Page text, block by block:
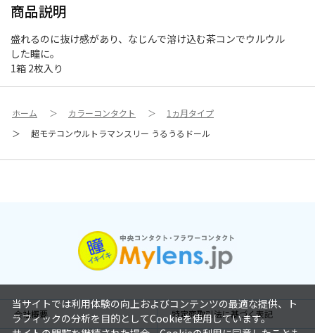
商品説明
盛れるのに抜け感があり、なじんで溶け込む茶コンでウルウル
した瞳に。
1箱 2枚入り
ホーム ＞ カラーコンタクト ＞
1ヵ月タイプ
＞
超モテコンウルトラマンスリー うるうるドール
会社概要 特定商取引法に基づく表記
当サイトでは利用体験の向上およびコンテンツの最適な提供、ト
ラフィックの分析を目的としてCookieを使用しています。